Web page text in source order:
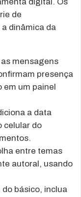
digital. Os
de
dinâmica da
mensagens
presença
um painel
a data
celular do
entre temas
autoral, usando
do básico, inclua